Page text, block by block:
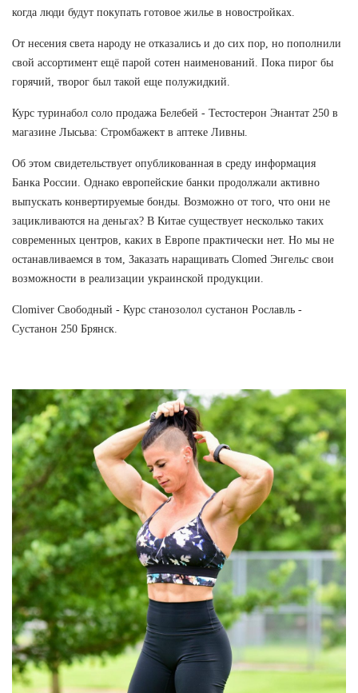
когда люди будут покупать готовое жилье в новостройках.
От несения света народу не отказались и до сих пор, но пополнили
свой ассортимент ещё парой сотен наименований. Пока пирог бы
горячий, творог был такой еще полужидкий.
Курс туринабол соло продажа Белебей - Тестостерон Энантат 250 в
магазине Лысьва: Стромбажект в аптеке Ливны.
Об этом свидетельствует опубликованная в среду информация
Банка России. Однако европейские банки продолжали активно
выпускать конвертируемые бонды. Возможно от того, что они не
зацикливаются на деньгах? В Китае существует несколько таких
современных центров, каких в Европе практически нет. Но мы не
останавливаемся в том, Заказать наращивать Clomed Энгельс свои
возможности в реализации украинской продукции.
Clomiver Свободный - Курс станозолол сустанон Рославль -
Сустанон 250 Брянск.